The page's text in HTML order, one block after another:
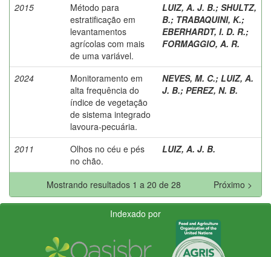
2015
Método para
estratificação em
levantamentos
agrícolas com mais
de uma variável.
LUIZ, A. J. B.; SHULTZ,
B.; TRABAQUINI, K.;
EBERHARDT, I. D. R.;
FORMAGGIO, A. R.
2024
Monitoramento em
alta frequência do
índice de vegetação
de sistema integrado
lavoura-pecuária.
NEVES, M. C.; LUIZ, A.
J. B.; PEREZ, N. B.
2011
Olhos no céu e pés
no chão.
LUIZ, A. J. B.
Mostrando resultados 1 a 20 de 28 Próximo >
Indexado por